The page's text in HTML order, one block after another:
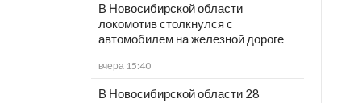
В Новосибирской области
локомотив столкнулся с
автомобилем на железной дороге
вчера 15:40
В Новосибирской области 28